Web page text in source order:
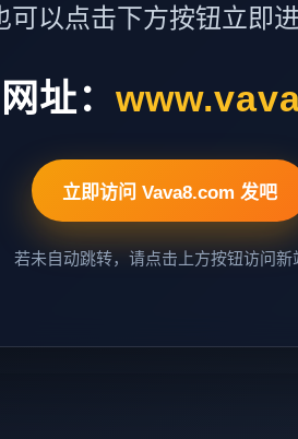
可以点击下方按钮立即进
址：
立即访问 Vava8.com 发吧
若未自动跳转，请点击上方按钮访问新